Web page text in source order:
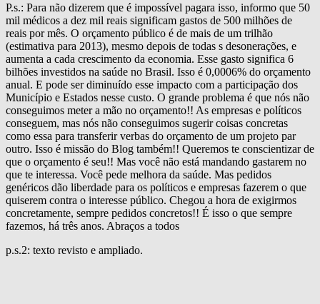
P.s.: Para não dizerem que é impossível pagara isso, informo que 50
mil médicos a dez mil reais significam gastos de 500 milhões de
reais por mês. O orçamento público é de mais de um trilhão
(estimativa para 2013), mesmo depois de todas s desonerações, e
aumenta a cada crescimento da economia. Esse gasto significa 6
bilhões investidos na saúde no Brasil. Isso é 0,0006% do orçamento
anual. E pode ser diminuído esse impacto com a participação dos
Município e Estados nesse custo. O grande problema é que nós não
conseguimos meter a mão no orçamento!! As empresas e políticos
conseguem, mas nós não conseguimos sugerir coisas concretas
como essa para transferir verbas do orçamento de um projeto par
outro. Isso é missão do Blog também!! Queremos te conscientizar de
que o orçamento é seu!! Mas você não está mandando gastarem no
que te interessa. Você pede melhora da saúde. Mas pedidos
genéricos dão liberdade para os políticos e empresas fazerem o que
quiserem contra o interesse público. Chegou a hora de exigirmos
concretamente, sempre pedidos concretos!! É isso o que sempre
fazemos, há três anos. Abraços a todos
p.s.2: texto revisto e ampliado.